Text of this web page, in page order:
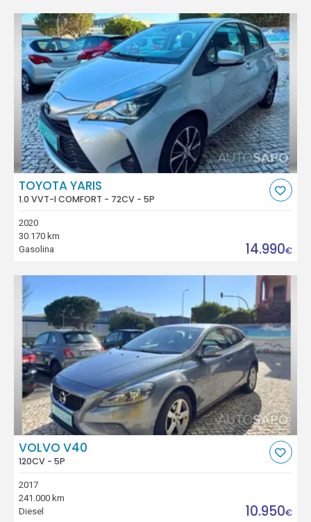
TOYOTA YARIS
1.0 VVT-I COMFORT - 72CV - 5P
2020
30.170 km
Gasolina
14.990€
VOLVO V40
120CV - 5P
2017
241.000 km
Diesel
10.950€